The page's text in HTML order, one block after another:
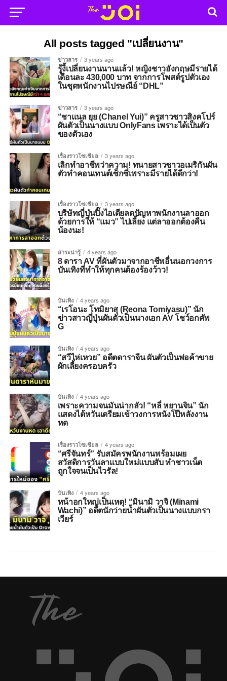
All posts tagged "เปลี่ยนงาน"
ข่าวสาร 3 years ago
รู้งี้เปลี่ยนงานนานแล้ว! หญิงชาวอังกฤษมีรายได้
เดือนละ 430,000 บาท จากการโพสต์รูปตัวเอง
ในชุดพนักงานไปรษณีย์ “DHL”
ข่าวสาร 3 years ago
“ชาแนล ยุย (Chanel Yui)” ครูสาวชาวสิงคโปร์
ผันตัวเป็นนางแบบ OnlyFans เพราะได้เป็นตัว
ของตัวเอง
เรื่องราวโซเชียล 3 years ago
เลิกทำอาชีพว่าความ! ทนายสาวชาวอเมริกันผัน
ตัวทำคอนเทนต์เซ็กซี่เพราะมีรายได้ดีกว่า!
เรื่องราวโซเชียล 3 years ago
บริษัทญี่ปุ่นปิ๊งไอเดียลดปัญหาพนักงานลาออก
ด้วยการให้ “แมว” ไปเลี้ยง แต่ลาออกต้องคืน
น้องนะ!
สาระน่ารู้ 4 years ago
8 ดารา AV ที่ผันตัวมาจากอาชีพอื่นนอกวงการ
บันเทิงที่ทำให้ทุกคนต้องร้องว้าว!
บันเทิง 4 years ago
“เรโอนะ โทมิยาสุ (Reona Tomiyasu)” นัก
ข่าวสาวญี่ปุ่นผันตัวเป็นนางเอก AV โชว์อกคัพ
G
บันเทิง 4 years ago
“สวีไห่เหวย” อดีตดาราจีน ผันตัวเป็นพ่อค้าขาย
ผักเลี้ยงครอบครัว
บันเทิง 4 years ago
เพราะความจนมันน่ากลัว! “หลี่ หยานจิน” นัก
แสดงไต้หวันเตรียมเข้าวงการหนังโป๊หลังงาน
หด
เรื่องราวโซเชียล 4 years ago
“ศรีจันทร์” รับสมัครพนักงานพร้อมเผย
สวัสดิการวันลาแบบใหม่แบบสับ ทำชาวเน็ต
ถูกใจจนเป็นไวรัล!
บันเทิง 4 years ago
หน้าอกใหญ่เป็นเหตุ! “มินามิ วาจิ (Minami
Wachi)” อดีตนักว่ายน้ำผันตัวเป็นนางแบบกรา
เวียร์